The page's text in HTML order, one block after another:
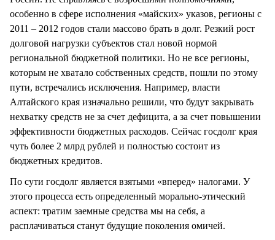
особенно в сфере исполнения «майских» указов, регионы с
2011 – 2012 годов стали массово брать в долг. Резкий рост
долговой нагрузки субъектов стал новой нормой
региональной бюджетной политики. Но не все регионы,
которым не хватало собственных средств, пошли по этому
пути, встречались исключения. Например, власти
Алтайского края изначально решили, что будут закрывать
нехватку средств не за счет дефицита, а за счет повышении
эффективности бюджетных расходов. Сейчас госдолг края
чуть более 2 млрд рублей и полностью состоит из
бюджетных кредитов.
По сути госдолг является взятыми «вперед» налогами. У
этого процесса есть определенный морально-этический
аспект: тратим заемные средства мы на себя, а
расплачиваться станут будущие поколения омичей.